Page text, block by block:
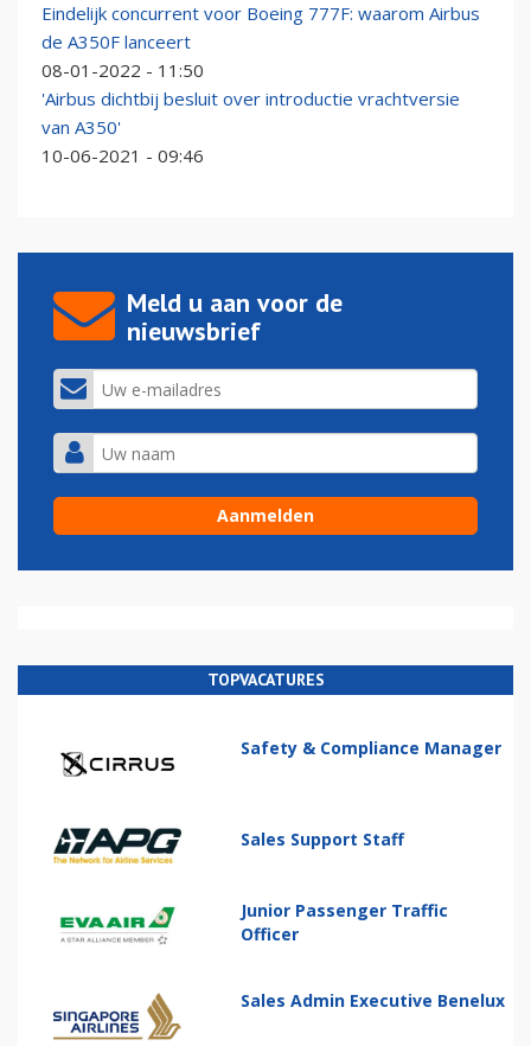
Eindelijk concurrent voor Boeing 777F: waarom Airbus
de A350F lanceert
08-01-2022 - 11:50
'Airbus dichtbij besluit over introductie vrachtversie
van A350'
10-06-2021 - 09:46
Meld u aan voor de
nieuwsbrief
TOPVACATURES
Safety & Compliance Manager
Sales Support Staff
Junior Passenger Traffic
Officer
Sales Admin Executive Benelux